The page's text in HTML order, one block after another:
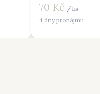
70 Kč / ks
4 dny pronájmu